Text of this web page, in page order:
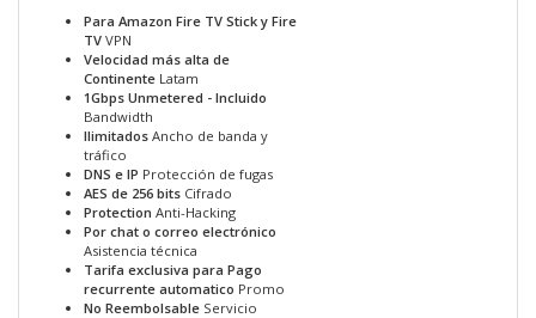
Para Amazon Fire TV Stick y Fire
TV VPN
Velocidad más alta de
Continente Latam
1Gbps Unmetered - Incluido
Bandwidth
Ilimitados Ancho de banda y
tráfico
DNS e IP Protección de fugas
AES de 256 bits Cifrado
Protection Anti-Hacking
Por chat o correo electrónico
Asistencia técnica
Tarifa exclusiva para Pago
recurrente automatico Promo
No Reembolsable Servicio